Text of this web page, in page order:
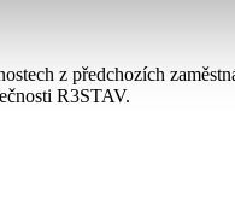
z předchozích
R3STAV.